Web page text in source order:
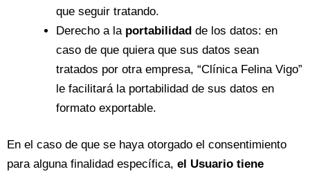
que seguir tratando.
Derecho a la portabilidad de los datos: en
caso de que quiera que sus datos sean
tratados por otra empresa, “Clínica Felina Vigo”
le facilitará la portabilidad de sus datos en
formato exportable.
En el caso de que se haya otorgado el consentimiento
para alguna finalidad específica, el Usuario tiene